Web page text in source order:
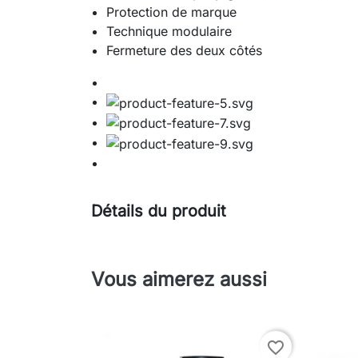
Protection de marque
Technique modulaire
Fermeture des deux côtés
Détails du produit
Vous aimerez aussi
favorite_border